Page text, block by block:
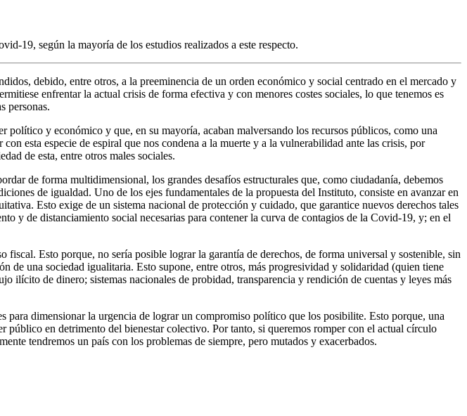
19, según la mayoría de los estudios realizados a este respecto.
debido, entre otros, a la preeminencia de un orden económico y social centrado en el mercado y
enfrentar la actual crisis de forma efectiva y con menores costes sociales, lo que tenemos es
personas.
y económico y que, en su mayoría, acaban malversando los recursos públicos, como una
esta especie de espiral que nos condena a la muerte y a la vulnerabilidad ante las crisis, por
de esta, entre otros males sociales.
de forma multidimensional, los grandes desafíos estructurales que, como ciudadanía, debemos
de igualdad. Uno de los ejes fundamentales de la propuesta del Instituto, consiste en avanzar en
Esto exige de un sistema nacional de protección y cuidado, que garantice nuevos derechos tales
y de distanciamiento social necesarias para contener la curva de contagios de la Covid-19, y; en el
Esto porque, no sería posible lograr la garantía de derechos, de forma universal y sostenible, sin
de una sociedad igualitaria. Esto supone, entre otros, más progresividad y solidaridad (quien tiene
de dinero; sistemas nacionales de probidad, transparencia y rendición de cuentas y leyes más
para dimensionar la urgencia de lograr un compromiso político que los posibilite. Esto porque, una
público en detrimento del bienestar colectivo. Por tanto, si queremos romper con el actual círculo
tendremos un país con los problemas de siempre, pero mutados y exacerbados.